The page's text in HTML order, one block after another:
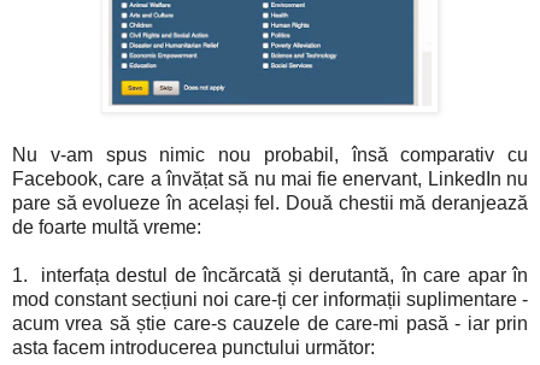
Nu v-am spus nimic nou probabil, însă comparativ cu
Facebook, care a învățat să nu mai fie enervant, LinkedIn nu
pare să evolueze în același fel. Două chestii mă deranjează
de foarte multă vreme:
1. interfața destul de încărcată și derutantă, în care apar în
mod constant secțiuni noi care-ți cer informații suplimentare -
acum vrea să știe care-s cauzele de care-mi pasă - iar prin
asta facem introducerea punctului următor: